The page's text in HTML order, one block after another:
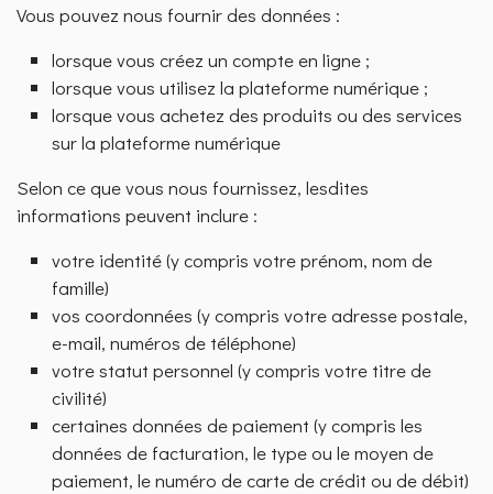
Vous pouvez nous fournir des données :
lorsque vous créez un compte en ligne ;
lorsque vous utilisez la plateforme numérique ;
lorsque vous achetez des produits ou des services
sur la plateforme numérique
Selon ce que vous nous fournissez, lesdites
informations peuvent inclure :
votre identité (y compris votre prénom, nom de
famille)
vos coordonnées (y compris votre adresse postale,
e-mail, numéros de téléphone)
votre statut personnel (y compris votre titre de
civilité)
certaines données de paiement (y compris les
données de facturation, le type ou le moyen de
paiement, le numéro de carte de crédit ou de débit)